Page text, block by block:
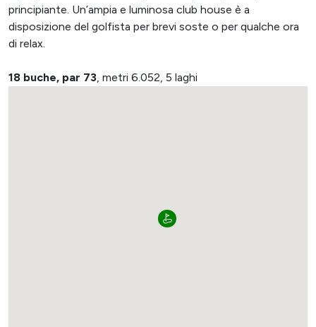
principiante. Un’ampia e luminosa club house è a
disposizione del golfista per brevi soste o per qualche ora
di relax.
18 buche, par 73 , metri 6.052, 5 laghi